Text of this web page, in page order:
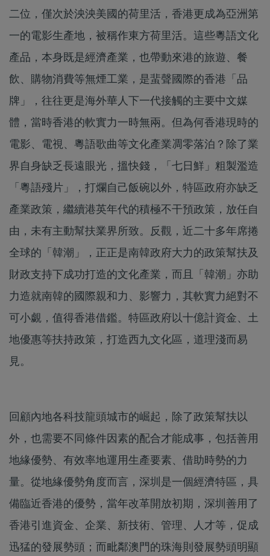
二位，僅次於泱泱美國的荷里活，香港更成為亞洲第
一的電影生產地，被稱作東方荷里活。這些粵語文化
產品，本身既是經濟產業，也帶動來港的旅遊、餐
飲、購物消費等無煙工業，是蜚聲國際的香港「品
牌」，往往更是海外華人下一代接觸的主要中文媒
體，當時香港的軟實力一時無兩。但為何香港現時的
電影、電視、粵語歌曲等文化產業凋零落泊？除了業
界自身缺乏長遠眼光，搵快錢，「七日鮮」粗製濫造
「粵語殘片」，打爛自己飯碗以外，特區政府亦缺乏
產業政策，繼續港英年代的積極不干預政策，放任自
由，未有主動幫扶業界所致。反觀，近二十多年席捲
全球的「韓潮」，正正是南韓政府大力的政策幫扶及
財政支持下成功打造的文化產業，而且「韓潮」亦助
力造就南韓的國際親和力、影響力，其軟實力絕對不
可小覷，值得香港借鑑。特區政府以十億計資金、土
地優惠等扶持政策，打造西九文化區，道理淺而易
見。
回顧內地各科技龍頭城市的崛起，除了政策幫扶以
外，也需要不同條件因素的配合才能成事，包括善用
地緣優勢、有效率地運用生產要素、借助時勢的力
量。從地緣優勢角度而言，深圳是一個經濟特區，具
備臨近香港的優勢，當年改革開放初期，深圳善用了
香港引進資金、企業、新技術、管理、人才等，促成
迅猛的發展勢頭；而毗鄰澳門的珠海則發展勢頭明顯